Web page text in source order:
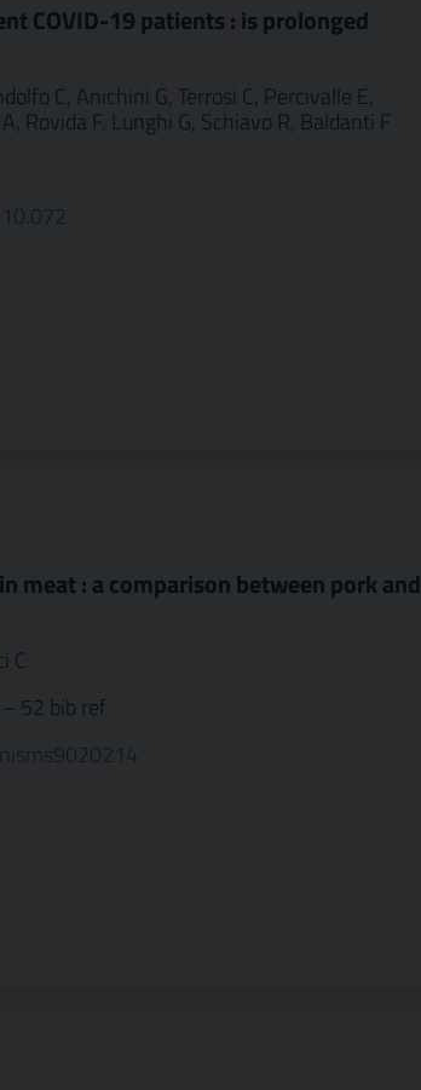
COVID-19 patients : is prolonged
C, Anichini G, Terrosi C, Percivalle E,
Rovida F, Lunghi G, Schiavo R, Baldanti F
meat : a comparison between pork and
C
52 bib ref